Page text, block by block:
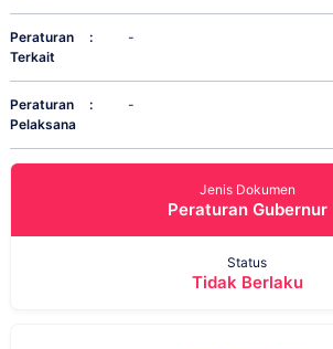
Peraturan
Terkait
: -
Peraturan
Pelaksana
: -
Jenis Dokumen
Peraturan Gubernur
Status
Tidak Berlaku